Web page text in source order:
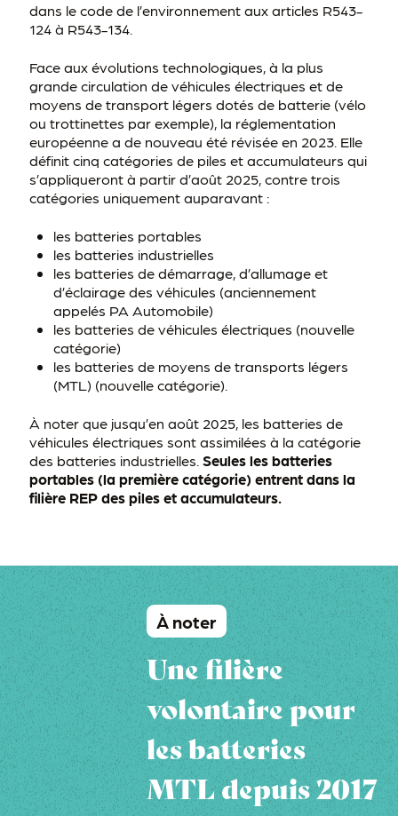
dans le code de l’environnement aux articles R543-
124 à R543-134.
Face aux évolutions technologiques, à la plus
grande circulation de véhicules électriques et de
moyens de transport légers dotés de batterie (vélo
ou trottinettes par exemple), la réglementation
européenne a de nouveau été révisée en 2023. Elle
définit cinq catégories de piles et accumulateurs qui
s’appliqueront à partir d’août 2025, contre trois
catégories uniquement auparavant :
les batteries portables
les batteries industrielles
les batteries de démarrage, d’allumage et
d’éclairage des véhicules (anciennement
appelés PA Automobile)
les batteries de véhicules électriques (nouvelle
catégorie)
les batteries de moyens de transports légers
(MTL) (nouvelle catégorie).
À noter que jusqu’en août 2025, les batteries de
véhicules électriques sont assimilées à la catégorie
des batteries industrielles.Seules les batteries
portables (la première catégorie) entrent dans la
filière REP des piles et accumulateurs.
À noter
Une filière
volontaire pour
les batteries
MTL depuis 2017